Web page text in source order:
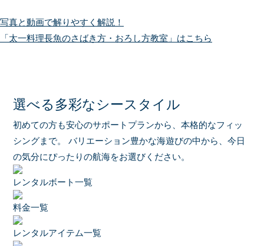
写真と動画で解りやすく解説！
「太一料理長魚のさばき方・おろし方教室」はこちら
選べる多彩なシースタイル
初めての方も安心のサポートプランから、本格的なフィッ
シングまで。
バリエーション豊かな海遊びの中から、今日
の気分にぴったりの航海をお選びください。
レンタルボート一覧
料金一覧
レンタルアイテム一覧